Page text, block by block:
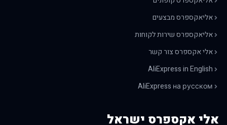
אליאקספרס מבצעים
אליאקספרס שירות לקוחות
אלי אקספרס צור קשר
AliExpress in English
AliExpress на русском
אלי אקספרס ישראל